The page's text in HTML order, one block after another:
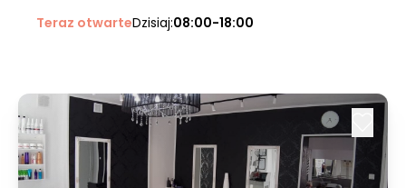
Teraz otwarteDzisiaj:08:00-18:00